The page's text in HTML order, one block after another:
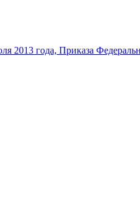
2013 года, Приказа